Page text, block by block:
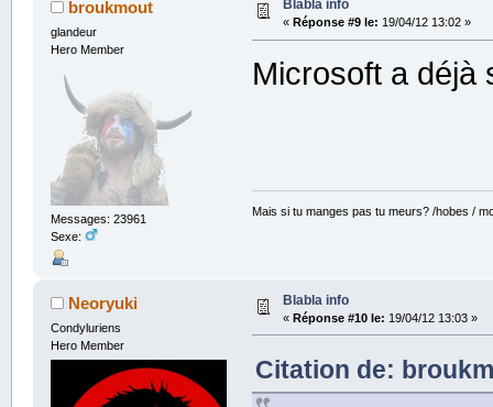
broukmout
glandeur
Hero Member
Messages: 23961
Sexe:
Blabla info
« Réponse #9 le: 19/04/12 13:02 »
Microsoft a
Mais si tu manges pas tu meurs? /hobes /
Neoryuki
Condyluriens
Hero Member
Blabla info
« Réponse #10 le: 19/04/12 13:03 »
Citation de: